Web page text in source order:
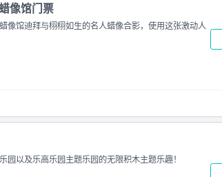
像馆门票
像馆迪拜与栩栩如生的名人蜡像合影，使用这张激动人
以及乐高乐园主题乐园的无限积木主题乐趣！